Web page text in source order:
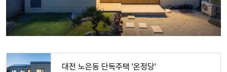
대전 노은동 단독주택 '온정당'